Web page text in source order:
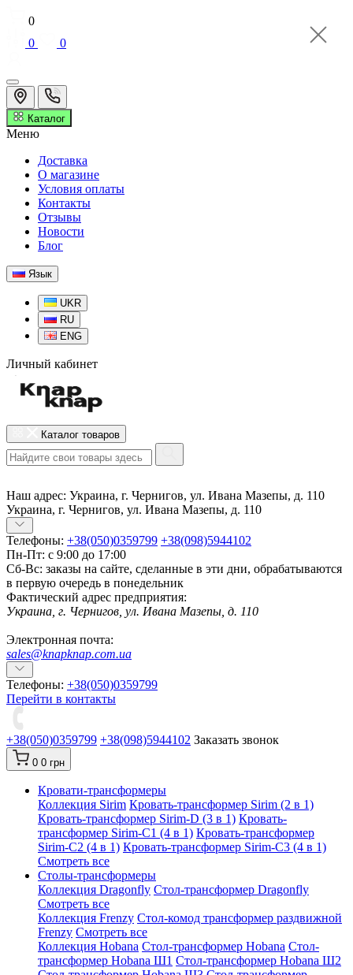
0
0
0
Каталог
Меню
Доставка
О магазине
Условия оплаты
Контакты
Отзывы
Новости
Блог
Язык
UKR
RU
ENG
Личный кабинет
Каталог товаров
Наш адрес: Украина, г. Чернигов, ул. Ивана Мазепы, д. 110
Украина, г. Чернигов, ул. Ивана Мазепы, д. 110
Телефоны: +38(050)0359799 +38(098)5944102
Пн-Пт: с 9:00 до 17:00
Сб-Вс: заказы на сайте, сделанные в эти дни, обрабатываются
в первую очередь в понедельник
Фактический адрес предприятия:
Украина, г. Чернигов, ул. Ивана Мазепы, д. 110
Электронная почта:
sales@knapknap.com.ua
Телефоны: +38(050)0359799
Перейти в контакты
+38(050)0359799 +38(098)5944102 Заказать звонок
0 0 грн
Кровати-трансформеры
Коллекция Sirim Кровать-трансформер Sirim (2 в 1)
Кровать-трансформер Sirim-D (3 в 1) Кровать-
трансформер Sirim-C1 (4 в 1) Кровать-трансформер
Sirim-C2 (4 в 1) Кровать-трансформер Sirim-C3 (4 в 1)
Смотреть все
Cтолы-трансформеры
Коллекция Dragonfly Стол-трансформер Dragonfly
Смотреть все
Коллекция Frenzy Стол-комод трансформер раздвижной
Frenzy Смотреть все
Коллекция Hobana Стол-трансформер Hobana Стол-
трансформер Hobana Ш1 Стол-трансформер Hobana Ш2